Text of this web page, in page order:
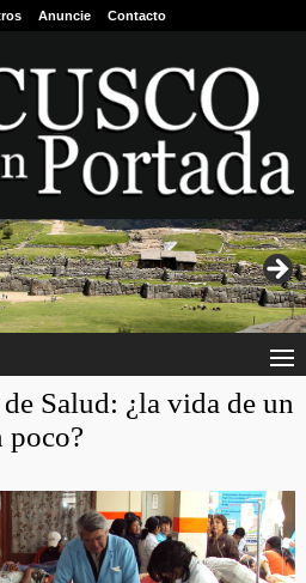
Anuncie Contacto
Salud: ¿la vida de un
poco?